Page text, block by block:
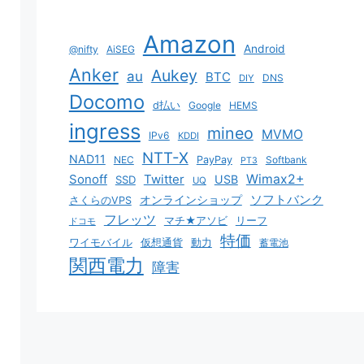
@nifty AiSEG Amazon Android
Anker au Aukey BTC DIY DNS
Docomo d払い Google HEMS
ingress IPv6 KDDI mineo MVMO
NAD11 NEC NTT-X PayPay PT3 Softbank
Sonoff SSD Twitter UQ USB Wimax2+
さくらのVPS オンラインショップ ソフトバンク
ドコモ フレッツ マチ★アソビ
リーフ
ワイモバイル
仮想通貨 動力 特価 蓄電池
関西電力 障害